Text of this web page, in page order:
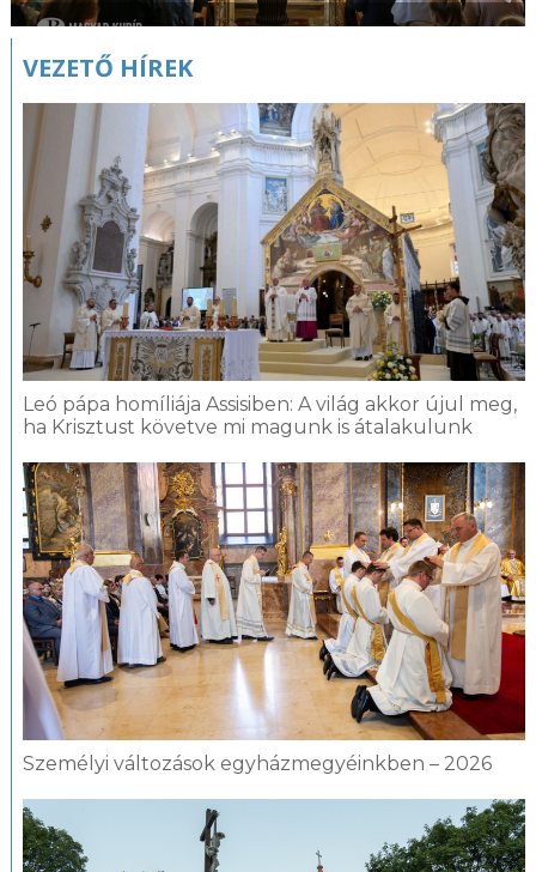
VEZETŐ HÍREK
Leó pápa homíliája Assisiben: A világ akkor újul meg,
ha Krisztust követve mi magunk is átalakulunk
Személyi változások egyházmegyéinkben – 2026